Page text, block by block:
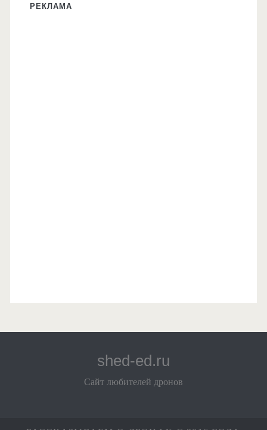
РЕКЛАМА
shed-ed.ru
Сайт любителей дронов